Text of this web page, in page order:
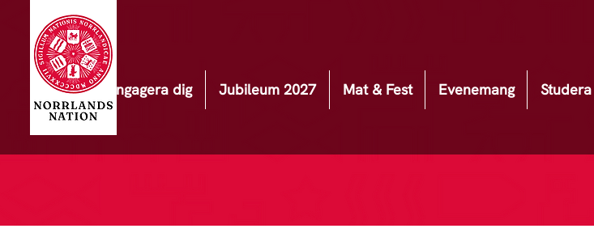
Engagera dig Jubileum 2027 Mat & Fest Evenemang Studera